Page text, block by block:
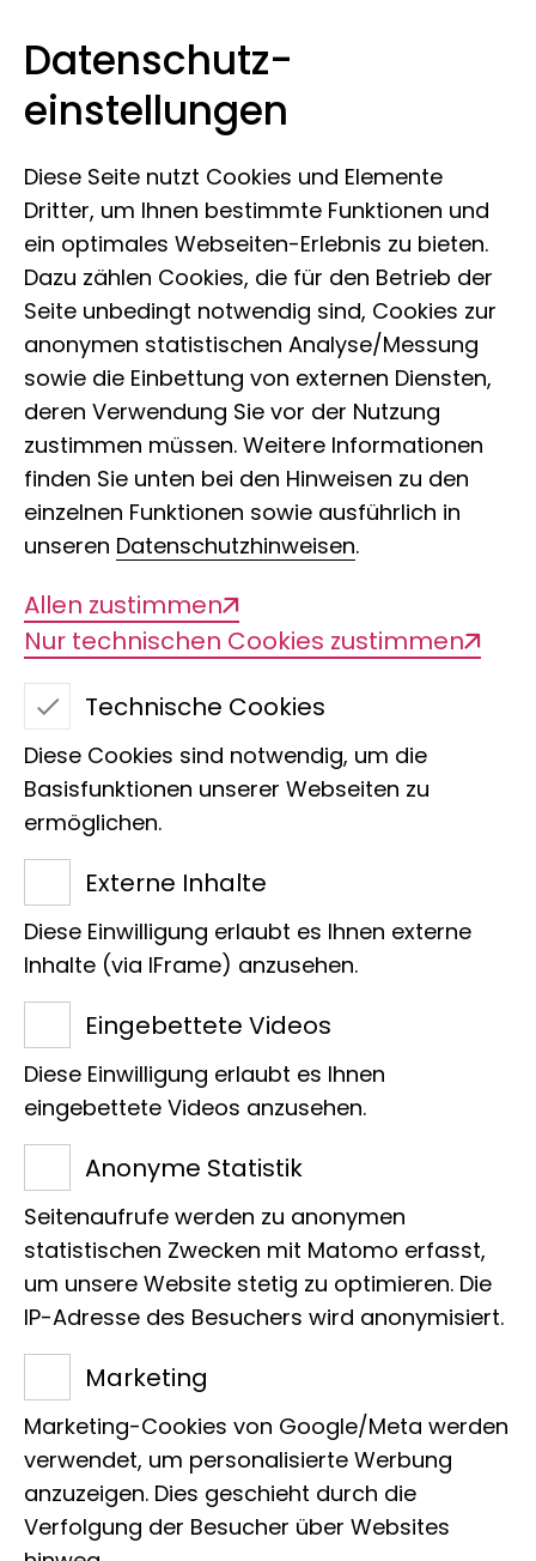
Zum Inhalt springen
Leibniz-Institut zur Analyse des
Biodiversitätswandels
Vergaben
Das Leibniz-Institut zur Analyse des
Biodiversitätswandels (LIB) informiert
nach der Durchführung einer
Beschränkten Ausschreibung ohne
Teilnahmewettbewerb oder einer
Verhandlungsvergabe ohne
Teilnahmewettbewerb für die Dauer von
drei Monaten über jeden so
vergebenen Auftrag ab einem
Auftragswert von 25.000 Euro ohne
Umsatzsteuer. Grundlage für diese
Veröffentlichung ist § 30 UVgO.
Diese Seite teilen
IMMER AUF DEM
NEUESTEN LIB-STAND
SEIN?
Mit unserem Newsletter kein
Problem. Melden Sie sich hier
an!
Datenschutz­
einstellungen
Diese Seite nutzt Cookies und Elemente
Dritter, um Ihnen bestimmte Funktionen und
ein optimales Webseiten-Erlebnis zu bieten.
Dazu zählen Cookies, die für den Betrieb der
Seite unbedingt notwendig sind, Cookies zur
anonymen statistischen Analyse/Messung
sowie die Einbettung von externen Diensten,
deren Verwendung Sie vor der Nutzung
zustimmen müssen. Weitere Informationen
finden Sie unten bei den Hinweisen zu den
einzelnen Funktionen sowie ausführlich in
unseren Datenschutzhinweisen.
Allen zustimmen
Nur technischen Cookies zustimmen
Technische Cookies
Diese Cookies sind notwendig, um die
Basisfunktionen unserer Webseiten zu
ermöglichen.
Externe Inhalte
Diese Einwilligung erlaubt es Ihnen externe
Inhalte (via IFrame) anzusehen.
Eingebettete Videos
Diese Einwilligung erlaubt es Ihnen
eingebettete Videos anzusehen.
Anonyme Statistik
Seitenaufrufe werden zu anonymen
statistischen Zwecken mit Matomo erfasst,
um unsere Website stetig zu optimieren. Die
IP-Adresse des Besuchers wird anonymisiert.
Marketing
Marketing-Cookies von Google/Meta werden
verwendet, um personalisierte Werbung
anzuzeigen. Dies geschieht durch die
Verfolgung der Besucher über Websites